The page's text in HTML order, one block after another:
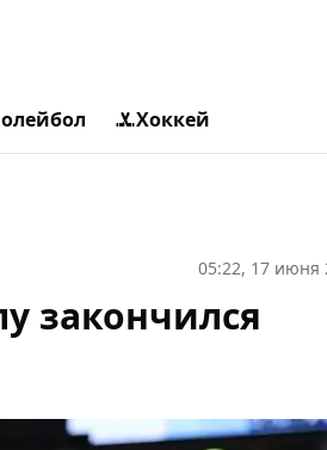
Хоккей
05:22, 17 июня
закончился